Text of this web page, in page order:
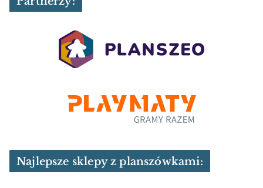
Najlepsze sklepy z planszówkami: